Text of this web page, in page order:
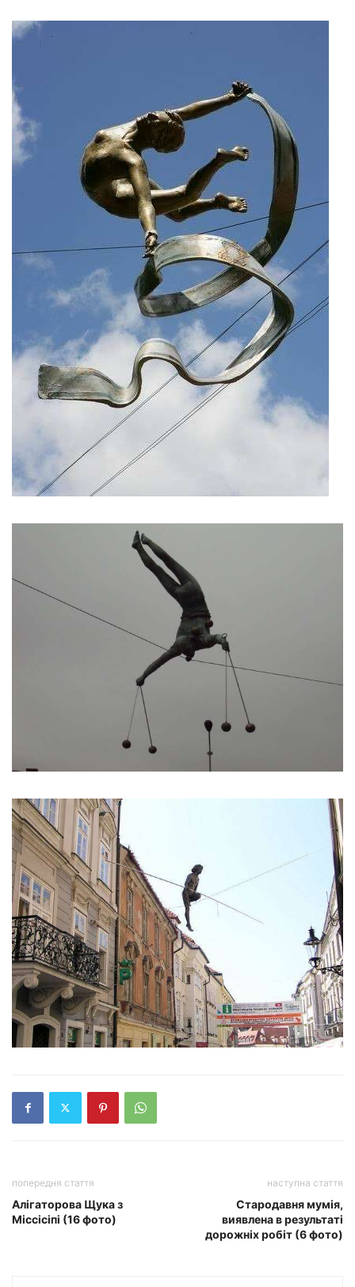
попередня стаття
Алігаторова Щука з
Міссісіпі (16 фото)
наступна стаття
Стародавня мумія,
виявлена в результаті
дорожніх робіт (6 фото)